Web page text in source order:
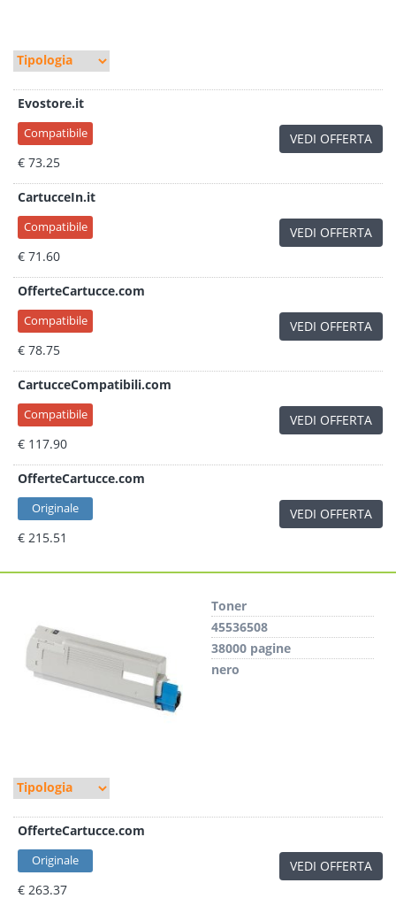
Evostore.it
Compatibile
€ 73.25
VEDI OFFERTA
CartucceIn.it
Compatibile
€ 71.60
VEDI OFFERTA
OfferteCartucce.com
Compatibile
€ 78.75
VEDI OFFERTA
CartucceCompatibili.com
Compatibile
€ 117.90
VEDI OFFERTA
OfferteCartucce.com
Originale
€ 215.51
VEDI OFFERTA
Toner
45536508
38000 pagine
nero
OfferteCartucce.com
Originale
€ 263.37
VEDI OFFERTA